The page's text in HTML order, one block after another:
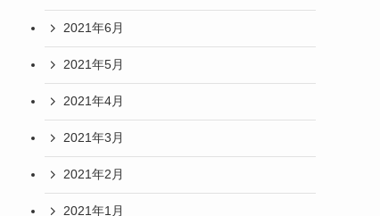
2021年6月
2021年5月
2021年4月
2021年3月
2021年2月
2021年1月